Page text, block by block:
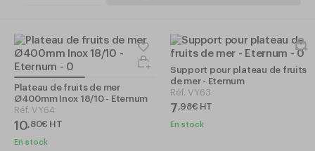
Plateau de fruits de mer
Ø400mm Inox 18/10 - Eternum
Réf. VY64
10,80€ HT
En stock
Support pour plateau de fruits
de mer - Eternum
Réf. VY63
7,98€ HT
En stock